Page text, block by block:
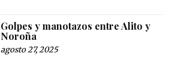
Golpes y manotazos entre Alito y
Noroña
agosto 27, 2025